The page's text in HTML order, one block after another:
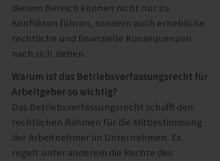
diesem Bereich können nicht nur zu
Konflikten führen, sondern auch erhebliche
rechtliche und finanzielle Konsequenzen
nach sich ziehen.
Warum ist das Betriebsverfassungsrecht für
Arbeitgeber so wichtig?
Das Betriebsverfassungsrecht schafft den
rechtlichen Rahmen für die Mitbestimmung
der Arbeitnehmer im Unternehmen. Es
regelt unter anderem die Rechte des